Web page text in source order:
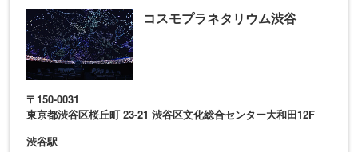
コスモプラネタリウム渋谷
〒150-0031
東京都渋谷区桜丘町 23-21 渋谷区文化総合センター大和田12F
渋谷駅